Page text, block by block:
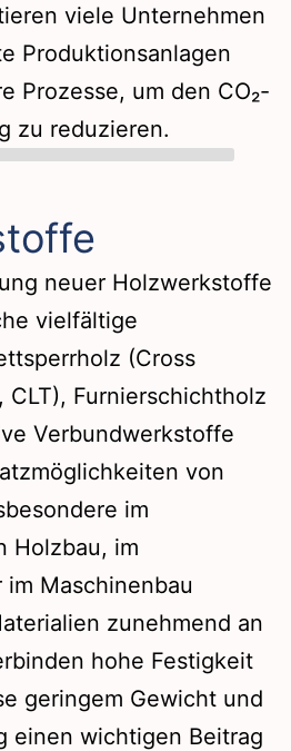
viele Unternehmen
Produktionsanlagen
Prozesse, um den CO₂-
zu reduzieren.
neuer Holzwerkstoffe
vielfältige
(Cross
CLT), Furnierschichtholz
Verbundwerkstoffe
von
im
Holzbau, im
Maschinenbau
zunehmend an
hohe Festigkeit
geringem Gewicht und
einen wichtigen Beitrag